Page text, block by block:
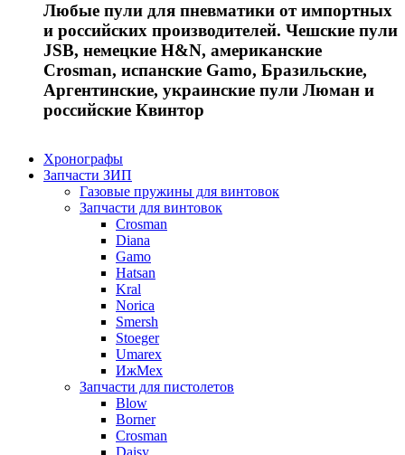
Любые пули для пневматики от импортных
и российских производителей. Чешские пули
JSB, немецкие H&N, американские
Crosman, испанские Gamo, Бразильские,
Аргентинские, украинские пули Люман и
российские Квинтор
Хронографы
Запчасти ЗИП
Газовые пружины для винтовок
Запчасти для винтовок
Crosman
Diana
Gamo
Hatsan
Kral
Norica
Smersh
Stoeger
Umarex
ИжМех
Запчасти для пистолетов
Blow
Borner
Crosman
Daisy